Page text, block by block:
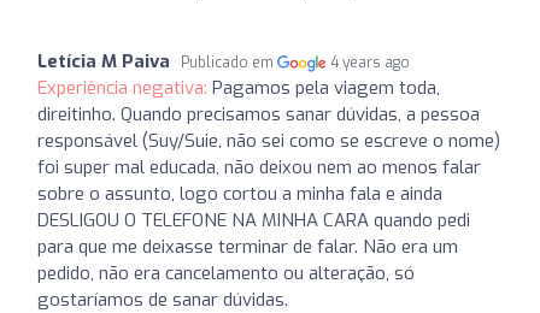
Letícia M Paiva Publicado em 4 years ago
Experiência negativa: Pagamos pela viagem toda,
direitinho. Quando precisamos sanar dúvidas, a pessoa
responsável (Suy/Suie, não sei como se escreve o nome)
foi super mal educada, não deixou nem ao menos falar
sobre o assunto, logo cortou a minha fala e ainda
DESLIGOU O TELEFONE NA MINHA CARA quando pedi
para que me deixasse terminar de falar. Não era um
pedido, não era cancelamento ou alteração, só
gostaríamos de sanar dúvidas.